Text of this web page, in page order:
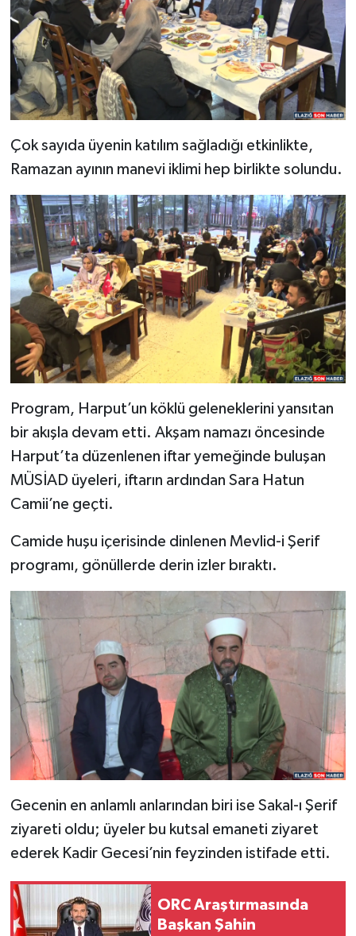
Çok sayıda üyenin katılım sağladığı etkinlikte,
Ramazan ayının manevi iklimi hep birlikte solundu.
Program, Harput’un köklü geleneklerini yansıtan
bir akışla devam etti. Akşam namazı öncesinde
Harput’ta düzenlenen iftar yemeğinde buluşan
MÜSİAD üyeleri, iftarın ardından Sara Hatun
Camii’ne geçti.
Camide huşu içerisinde dinlenen Mevlid-i Şerif
programı, gönüllerde derin izler bıraktı.
Gecenin en anlamlı anlarından biri ise Sakal-ı Şerif
ziyareti oldu; üyeler bu kutsal emaneti ziyaret
ederek Kadir Gecesi’nin feyzinden istifade etti.
ORC Araştırmasında
Başkan Şahin
SAĞLIK
SİYASET
SPOR
TEKNOLOJİ
YAŞAM